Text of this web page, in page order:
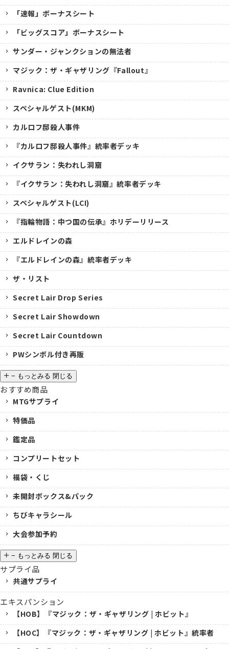
「速報」ボーナスシート
「ビッグスコア」ボーナスシート
サンダー・ジャンクションの無法者
マジック：ザ・ギャザリング『Fallout』
Ravnica: Clue Edition
スペシャルゲスト(MKM)
カルロフ邸殺人事件
『カルロフ邸殺人事件』統率者デッキ
イクサラン：失われし洞窟
『イクサラン：失われし洞窟』統率者デッキ
スペシャルゲスト(LCI)
『指輪物語：中つ国の伝承』ホリデーリリース
エルドレインの森
『エルドレインの森』統率者デッキ
ザ・リスト
Secret Lair Drop Series
Secret Lair Showdown
Secret Lair Countdown
PWシンボル付き再販
− もっとみる 閉じる
おすすめ商品
MTGサプライ
特価品
鑑定品
コンプリートセット
福袋・くじ
未開封ボックス&パック
ちびキャラシール
大会参加予約
− もっとみる 閉じる
サプライ品
共通サプライ
エキスパンション
【HOB】『マジック：ザ・ギャザリング | ホビット』
【HOC】『マジック：ザ・ギャザリング | ホビット』統率者